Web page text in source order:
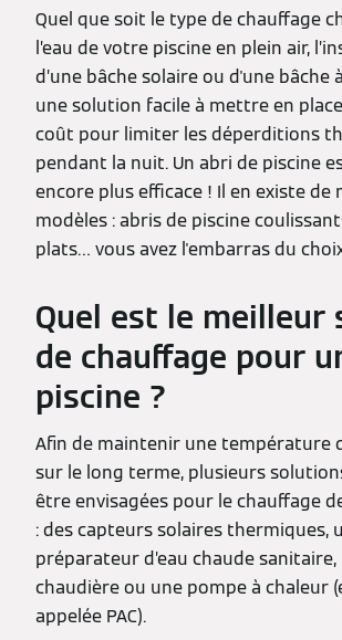
Quel que soit le type de chauffage
l’eau de votre piscine en plein air,
d’une bâche solaire ou d'une bâche
une solution facile à mettre en
coût pour limiter les déperditions
pendant la nuit. Un abri de piscine
encore plus efficace ! Il en existe de
modèles : abris de piscine
plats… vous avez l'embarras du
Quel est le meilleur
de chauffage pour
piscine ?
Afin de maintenir une température
sur le long terme, plusieurs
être envisagées pour le chauffage
: des capteurs solaires thermiques,
préparateur d’eau chaude sanitaire,
chaudière ou une pompe à chaleur
appelée PAC).